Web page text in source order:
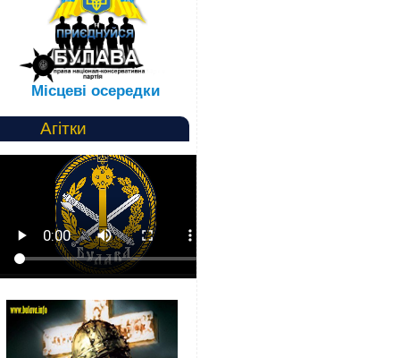
Місцеві осередки
Агітки